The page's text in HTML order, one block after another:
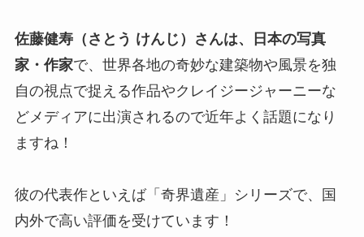
佐藤健寿（さとう けんじ）さんは、日本の写真
家・作家で、世界各地の奇妙な建築物や風景を独
自の視点で捉える作品やクレイジージャーニーな
どメディアに出演されるので近年よく話題になり
ますね！
彼の代表作といえば「奇界遺産」シリーズで、国
内外で高い評価を受けています！